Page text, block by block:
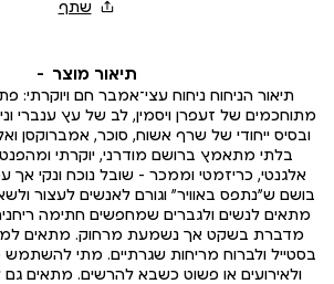
תיאור מוצר
תיאור הניחוח ניחוח עצי־אמבר חם
מתוחכמים של זעפרן ויסמין, לב של עץ ענברי
ובסיס ייחודי של שרף אשוח, סוכר, אמברוקסן
בלתי מתאמץ ברושם מודרני, יוקרתי
אלגנטי, כריזמטי וממכר – שובל נוכח ונקי אך
בושם ש“נתפס באוויר” וגורם לאנשים לעצור
מתאים לנשים ולגברים שמחפשים חתימה
מדברת בשקט אך נשמעת מרחוק. מתאים
בסטייל ולברוח מריחות שגרתיים. מתי להשתמש
ולאירועים או פשוט כשבא להרשים. מתאים גם